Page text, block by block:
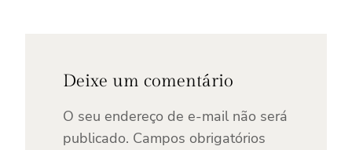
Deixe um comentário
O seu endereço de e-mail não será
publicado. Campos obrigatórios